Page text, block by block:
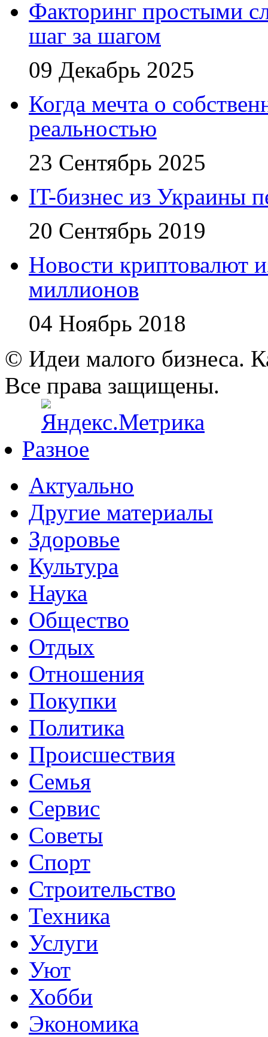
Факторинг простыми
шаг за шагом
09 Декабрь 2025
Когда мечта о
реальностью
23 Сентябрь 2025
IT-бизнес из Украины
20 Сентябрь 2019
Новости криптовалют
миллионов
04 Ноябрь 2018
© Идеи малого бизнеса.
Все права защищены.
Разное
Актуально
Другие материалы
Здоровье
Культура
Наука
Общество
Отдых
Отношения
Покупки
Политика
Происшествия
Семья
Сервис
Советы
Спорт
Строительство
Техника
Услуги
Уют
Хобби
Экономика